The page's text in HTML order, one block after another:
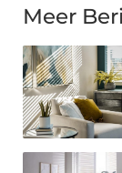
Meer